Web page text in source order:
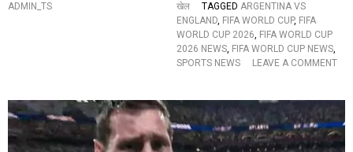
हा
सं
ग्रा
म
,
फा
इ
न
ADMIN_TS
खेल
TAGGED ARGENTINA VS
ENGLAND, FIFA WORLD CUP, FIFA
WORLD CUP 2026, FIFA WORLD CUP
2026 NEWS, FIFA WORLD CUP NEWS,
SPORTS NEWS
LEAVE A COMMENT
F